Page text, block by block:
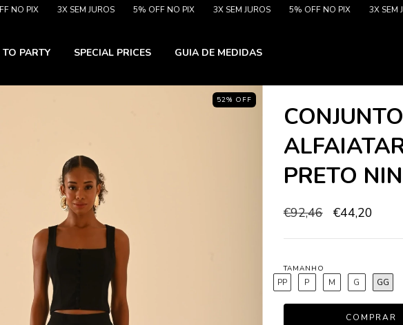
3X SEM JUROS 5% OFF NO PIX 3X SEM JUROS 5% OFF NO PIX 3X SEM JUROS
TO PARTY SPECIAL PRICES GUIA DE MEDIDAS
52% OFF
CONJUNTO
PRETO
€92,46 €44,20
TAMANHO
GG
G
M
P
PP